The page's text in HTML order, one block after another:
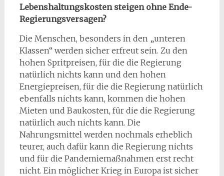
Lebenshaltungskosten steigen ohne Ende-
Regierungsversagen?
Die Menschen, besonders in den „unteren
Klassen“ werden sicher erfreut sein. Zu den
hohen Spritpreisen, für die die Regierung
natürlich nichts kann und den hohen
Energiepreisen, für die die Regierung natürlich
ebenfalls nichts kann, kommen die hohen
Mieten und Baukosten, für die die Regierung
natürlich auch nichts kann. Die
Nahrungsmittel werden nochmals erheblich
teurer, auch dafür kann die Regierung nichts
und für die Pandemiemaßnahmen erst recht
nicht. Ein möglicher Krieg in Europa ist sicher